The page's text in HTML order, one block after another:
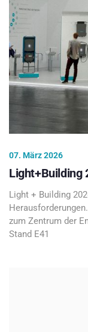
07. März 2026
Light+Building
Light + Building
zum Zentrum der
Stand E41